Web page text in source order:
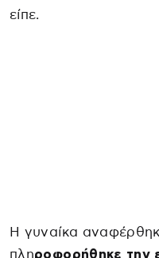
είπε.
Η γυναίκα
πληροφορήθηκε την